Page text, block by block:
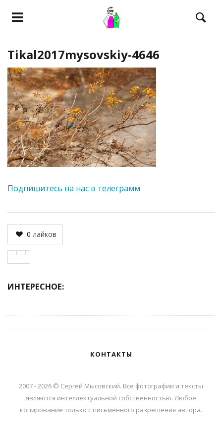
Tikal2017mysovskiy-4646
Подпишитесь на нас в телеграмм
0 лайков
ИНТЕРЕСНОЕ:
КОНТАКТЫ
2007 - 2026 © Сергей Мысовский. Все фотографии и тексты
являются интеллектуальной собственностью. Любое
копирование только с письменного разрешения автора.